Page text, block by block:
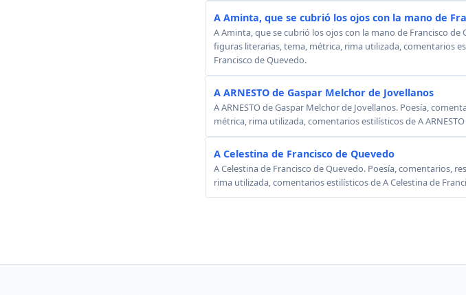
A Aminta, que se cubrió los ojos con la mano de
A Aminta, que se cubrió los ojos con la mano de Francisco
figuras literarias, tema, métrica, rima utilizada, comentarios
Francisco de Quevedo.
A ARNESTO de Gaspar Melchor de Jovellanos
A ARNESTO de Gaspar Melchor de Jovellanos. Poesía,
métrica, rima utilizada, comentarios estilísticos de A
A Celestina de Francisco de Quevedo
A Celestina de Francisco de Quevedo. Poesía, comentarios,
rima utilizada, comentarios estilísticos de A Celestina de